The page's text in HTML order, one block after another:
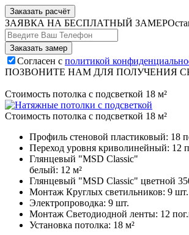
Заказать расчёт
ЗАЯВКА НА БЕСПЛАТНЫЙ ЗАМЕР
Согласен с политикой
ПОЗВОНИТЕ НАМ ДЛЯ ПОЛУЧЕНИЯ
Стоимость потолка с подсветкой 18 м²
Стоимость потолка с подсветкой 18 м²
Профиль стеновой пластиковый: 18
Переход уровня криволинейный: 12
Глянцевый "MSD Classic"
белый: 12 м²
Глянцевый "MSD Classic" цветной
Монтаж Круглых светильников: 9 шт.
Электропроводка: 9 шт.
Монтаж Светодиодной ленты: 12
Установка потолка: 18 м²